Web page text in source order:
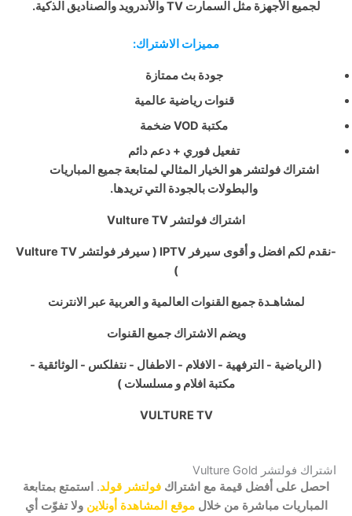
لجميع الأجهزة مثل السمارت TV والأندرويد والصناديق الذكية.
مميزات الاشتراك:
جودة بث ممتازة
قنوات رياضية عالمية
مكتبة VOD ضخمة
تفعيل فوري + دعم دائم
اشتراك فولتشر هو الخيار المثالي لمتابعة جميع المباريات
والبطولات بالجودة التي تريدها.
اشتراك فولتشر Vulture TV
-نقدم لكم افضل و أقوى سيرفر IPTV ( سيرفر فولتشر Vulture TV
)
لمشاهـدة جميع القنوات العالمية و العربية عبر الانترنت
ويضم الاشتراك جميع القنوات
( الرياضية - الترفهية - الافلام - الاطفال - نتفلكس - الوثائقية -
مكتبة افلام و مسلسلات )
VULTURE TV
اشتراك فولتشر Vulture Gold
احصل على أفضل قيمة مع اشتراك فولتشر قولد. استمتع بمتابعة
المباريات مباشرة من خلالموقع المشاهدة أونلاين ولا تفوّت أي